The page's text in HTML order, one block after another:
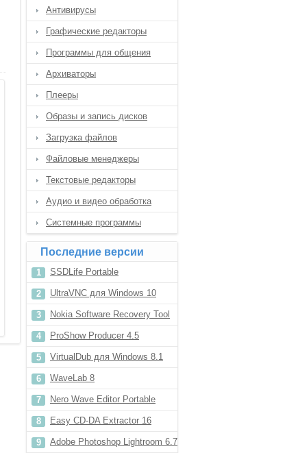
Антивирусы
Графические редакторы
Программы для общения
Архиваторы
Плееры
Образы и запись дисков
Загрузка файлов
Файловые менеджеры
Текстовые редакторы
Аудио и видео обработка
Системные программы
Последние версии
SSDLife Portable
UltraVNC для Windows 10
Nokia Software Recovery Tool
6.0.5
ProShow Producer 4.5
VirtualDub для Windows 8.1
WaveLab 8
Nero Wave Editor Portable
Easy CD-DA Extractor 16
Adobe Photoshop Lightroom 6.7